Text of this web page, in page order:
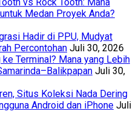
Medan Proyek Anda?
Hadir di PPU, Mudyat
Percontohan Juli 30, 2026
Terminal? Mana yang Lebih
Juli 30,
Situs Koleksi Nada Dering
Android dan iPhone Juli